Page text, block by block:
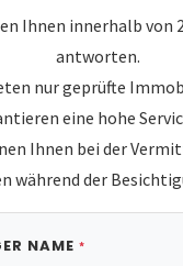
Ihnen innerhalb von
antworten.
nur geprüfte
eine hohe
Ihnen bei der
während der
NAME *